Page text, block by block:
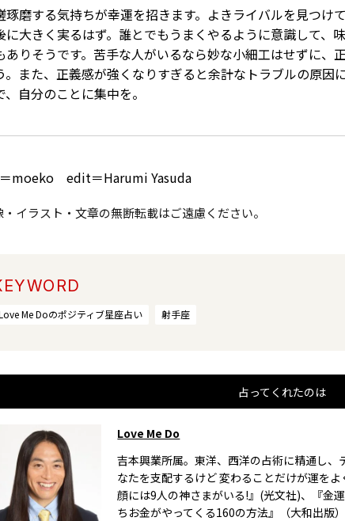
琢磨する気持ちが幸運を招きます。よきライバルを見つけ
に大きく実るはず。誰とでもうまくやるように意識して、
ありそうです。苦手な人がいるなら妙な小細工はせずに、
。また、正義感が強くなりすぎると余計なトラブルの原因
、自分のことに集中を。
moeko edit＝Harumi Yasuda
イラスト・文章の無断転載はご遠慮ください。
Me Doのポジティブ星座占い 射手座
占ってくれたのは
Love Me Do
吉本興業所属。東洋、西洋の占術に精通し
なたを支配するけど 変わることだけが運を
顔には9人の神さまがいる!』(光文社)、『金
ちお金がやってくる160の方法』（大和出版）